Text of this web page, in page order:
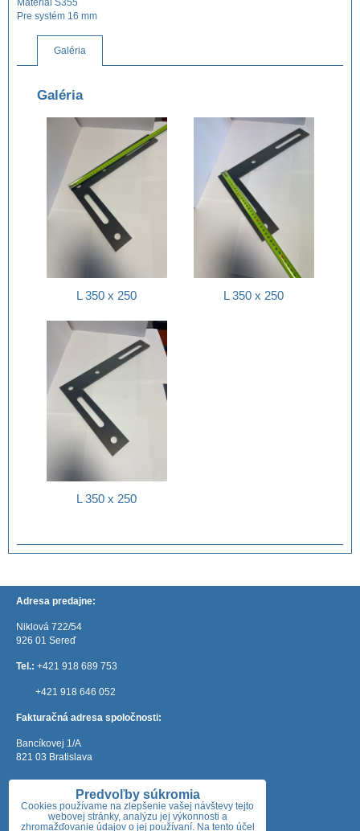
Materiál S355
Pre systém 16 mm
Galéria
Galéria
L 350 x 250 L 350 x 250
L 350 x 250
Adresa predajne:
Niklová 722/54
926 01 Sereď
Tel.: +421 918 689 753
+421 918 646 052
Fakturačná adresa spoločnosti:
Bancíkovej 1/A
821 03 Bratislava
e-mail:mateos@mateos.sk
Otváracie hodiny:
Predvoľby súkromia
Cookies používame na zlepšenie vašej návštevy tejto
webovej stránky, analýzu jej výkonnosti a
zhromažďovanie údajov o jej používaní. Na tento účel